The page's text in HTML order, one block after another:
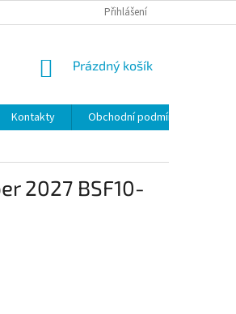
Přihlášení
NÁKUPNÍ
Prázdný košík
Kontakty
Obchodní podmínky
2027 BSF10-